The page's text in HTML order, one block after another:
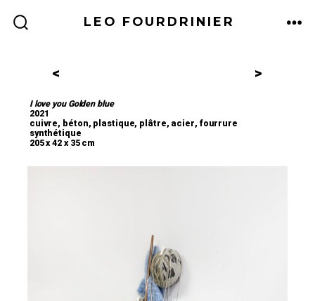
LEO FOURDRINIER
< >
I love you Golden blue
2021
cuivre, béton, plastique, plâtre, acier, fourrure
synthétique
205 x 42 x 35 cm